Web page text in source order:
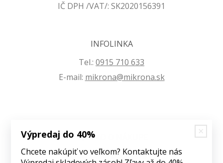
IČ DPH /VAT/: SK2020156391
INFOLINKA
Tel.: 0915 710 633
E-mail: mikrona@mikrona.sk
VŠETKO O NÁKUPE
Obchodné podmienky
Výpredaj do 40%
Chcete nakúpiť vo veľkom? Kontaktujte nás